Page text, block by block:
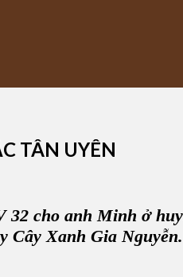
TÂN UYÊN
32 cho anh Minh ở
Cây Xanh Gia Nguyễn.